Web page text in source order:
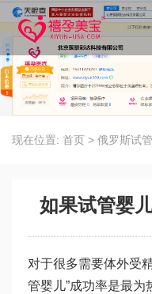
现在位置: 首页 > 俄罗斯试
如果试管婴
对于很多需要体外受
管婴儿”成功率是最